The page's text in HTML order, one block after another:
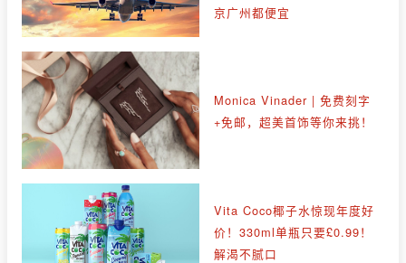
京广州都便宜
Monica Vinader | 免费刻字
+免邮，超美首饰等你来挑！
Vita Coco椰子水惊现年度好
价！330ml单瓶只要£0.99！
解渴不腻口